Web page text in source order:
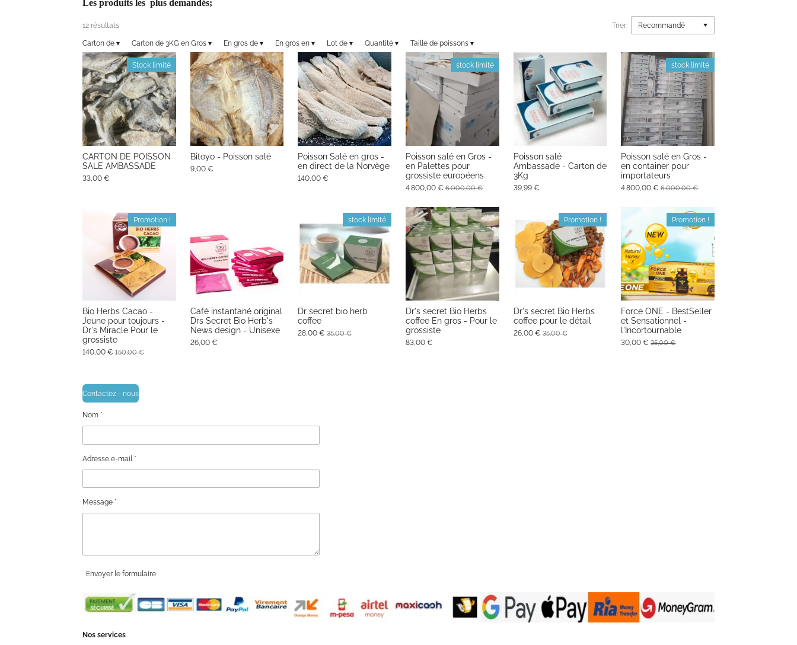
Les produits les plus demandés;
12 résultats Trier:
Carton de ▾ Carton de 3KG en Gros ▾ En gros de ▾ En gros en ▾ Lot de ▾ Quantité ▾ Taille de poissons ▾
Stock limité
CARTON DE POISSON
SALE AMBASSADE
33,00 €
Bitoyo - Poisson salé
9,00 €
Poisson Salé en gros -
en direct de la Norvège
140,00 €
stock limité
Poisson salé en Gros -
en Palettes pour
grossiste européens
4 800,00 € 6 000,00 €
Poisson salé
Ambassade - Carton de
3Kg
39,99 €
stock limité
Poisson salé en Gros -
en container pour
importateurs
4 800,00 € 6 000,00 €
Promotion !
Bio Herbs Cacao -
Jeune pour toujours -
Dr's Miracle Pour le
grossiste
140,00 € 150,00 €
Café instantané original
Drs Secret Bio Herb's
News design - Unisexe
26,00 €
stock limité
Dr secret bio herb
coffee
28,00 € 35,00 €
Dr's secret Bio Herbs
coffee En gros - Pour le
grossiste
83,00 €
Promotion !
Dr's secret Bio Herbs
coffee pour le détail
26,00 € 35,00 €
Promotion !
Force ONE - BestSeller
et Sensationnel -
l'Incortournable
30,00 € 35,00 €
Contactez - nous
Nom *
Adresse e-mail *
Message *
Envoyer le formulaire
Nos services